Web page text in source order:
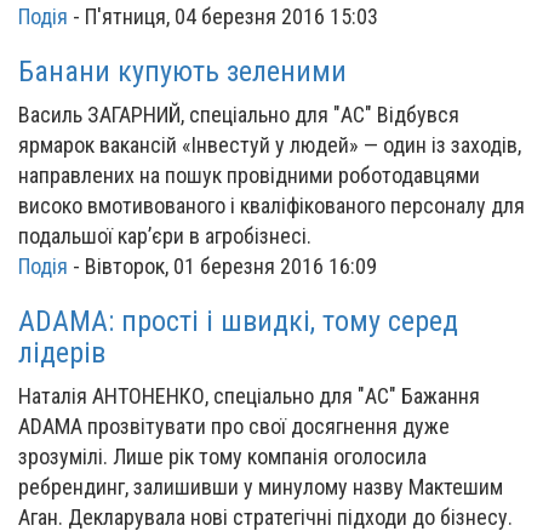
Подія - П'ятниця, 04 березня 2016 15:03
Банани купують зеленими
Василь ЗАГАРНИЙ, спеціально для "АС" Відбувся
ярмарок вакансій «Інвестуй у людей» — один із заходів,
направлених на пошук провідними роботодавцями
високо вмотивованого і кваліфікованого персоналу для
подальшої кар’єри в агробізнесі.
Подія - Вівторок, 01 березня 2016 16:09
ADAMA: прості і швидкі, тому серед
лідерів
Наталія АНТОНЕНКО, спеціально для "АС" Бажання
ADAMA прозвітувати про свої досягнення дуже
зрозумілі. Лише рік тому компанія оголосила
ребрендинг, залишивши у минулому назву Мактешим
Аган. Декларувала нові стратегічні підходи до бізнесу.